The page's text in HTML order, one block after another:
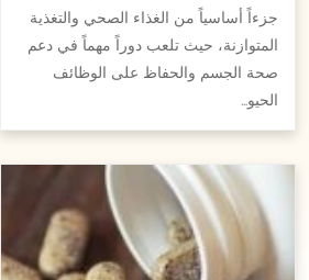
جزءاً أساسياً من الغذاء الصحي والتغذية
المتوازنة، حيث تلعب دوراً مهماً في دعم
صحة الجسم والحفاظ على الوظائف
الحيو…